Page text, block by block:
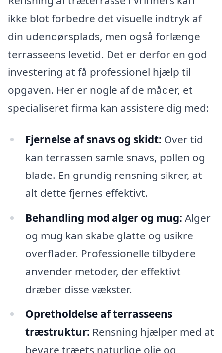
ikke blot forbedre det visuelle indtryk af
din udendørsplads, men også forlænge
terrasseens levetid. Det er derfor en god
investering at få professionel hjælp til
opgaven. Her er nogle af de måder, et
specialiseret firma kan assistere dig med:
Fjernelse af snavs og skidt: Over tid
kan terrassen samle snavs, pollen og
blade. En grundig rensning sikrer, at
alt dette fjernes effektivt.
Behandling mod alger og mug: Alger
og mug kan skabe glatte og usikre
overflader. Professionelle tilbydere
anvender metoder, der effektivt
dræber disse vækster.
Opretholdelse af terrasseens
træstruktur: Rensning hjælper med at
bevare træets naturlige olie og